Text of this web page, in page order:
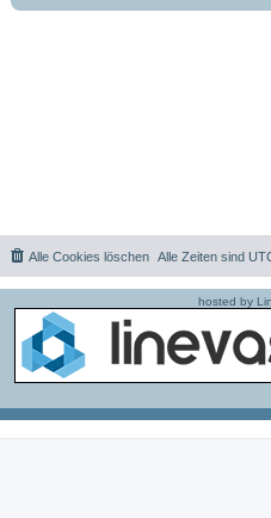
Alle Zeiten sind
Alle Cookies löschen
hosted by